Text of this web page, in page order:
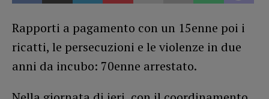
Rapporti a pagamento con un 15enne poi i
ricatti, le persecuzioni e le violenze in due
anni da incubo: 70enne arrestato.